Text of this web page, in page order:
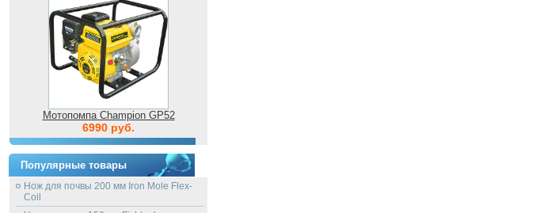
Мотопомпа Champion GP52
6990 руб.
Популярные товары
Нож для почвы 200 мм Iron Mole Flex-
Coil